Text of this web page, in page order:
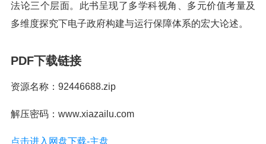
法论三个层面。此书呈现了多学科视角、多元价值考量及
多维度探究下电子政府构建与运行保障体系的宏大论述。
PDF下载链接
资源名称：92446688.zip
解压密码：www.xiazailu.com
点击进入网盘下载-主盘